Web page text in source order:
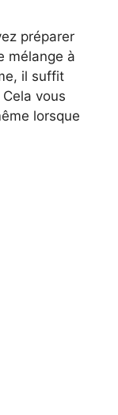
préparer
mélange à
il suffit
vous
lorsque